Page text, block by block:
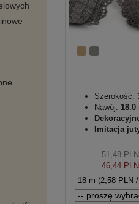
Szerokość:
Nawój: 18.0
Imitacja
51,48 PLN
46,44 PLN